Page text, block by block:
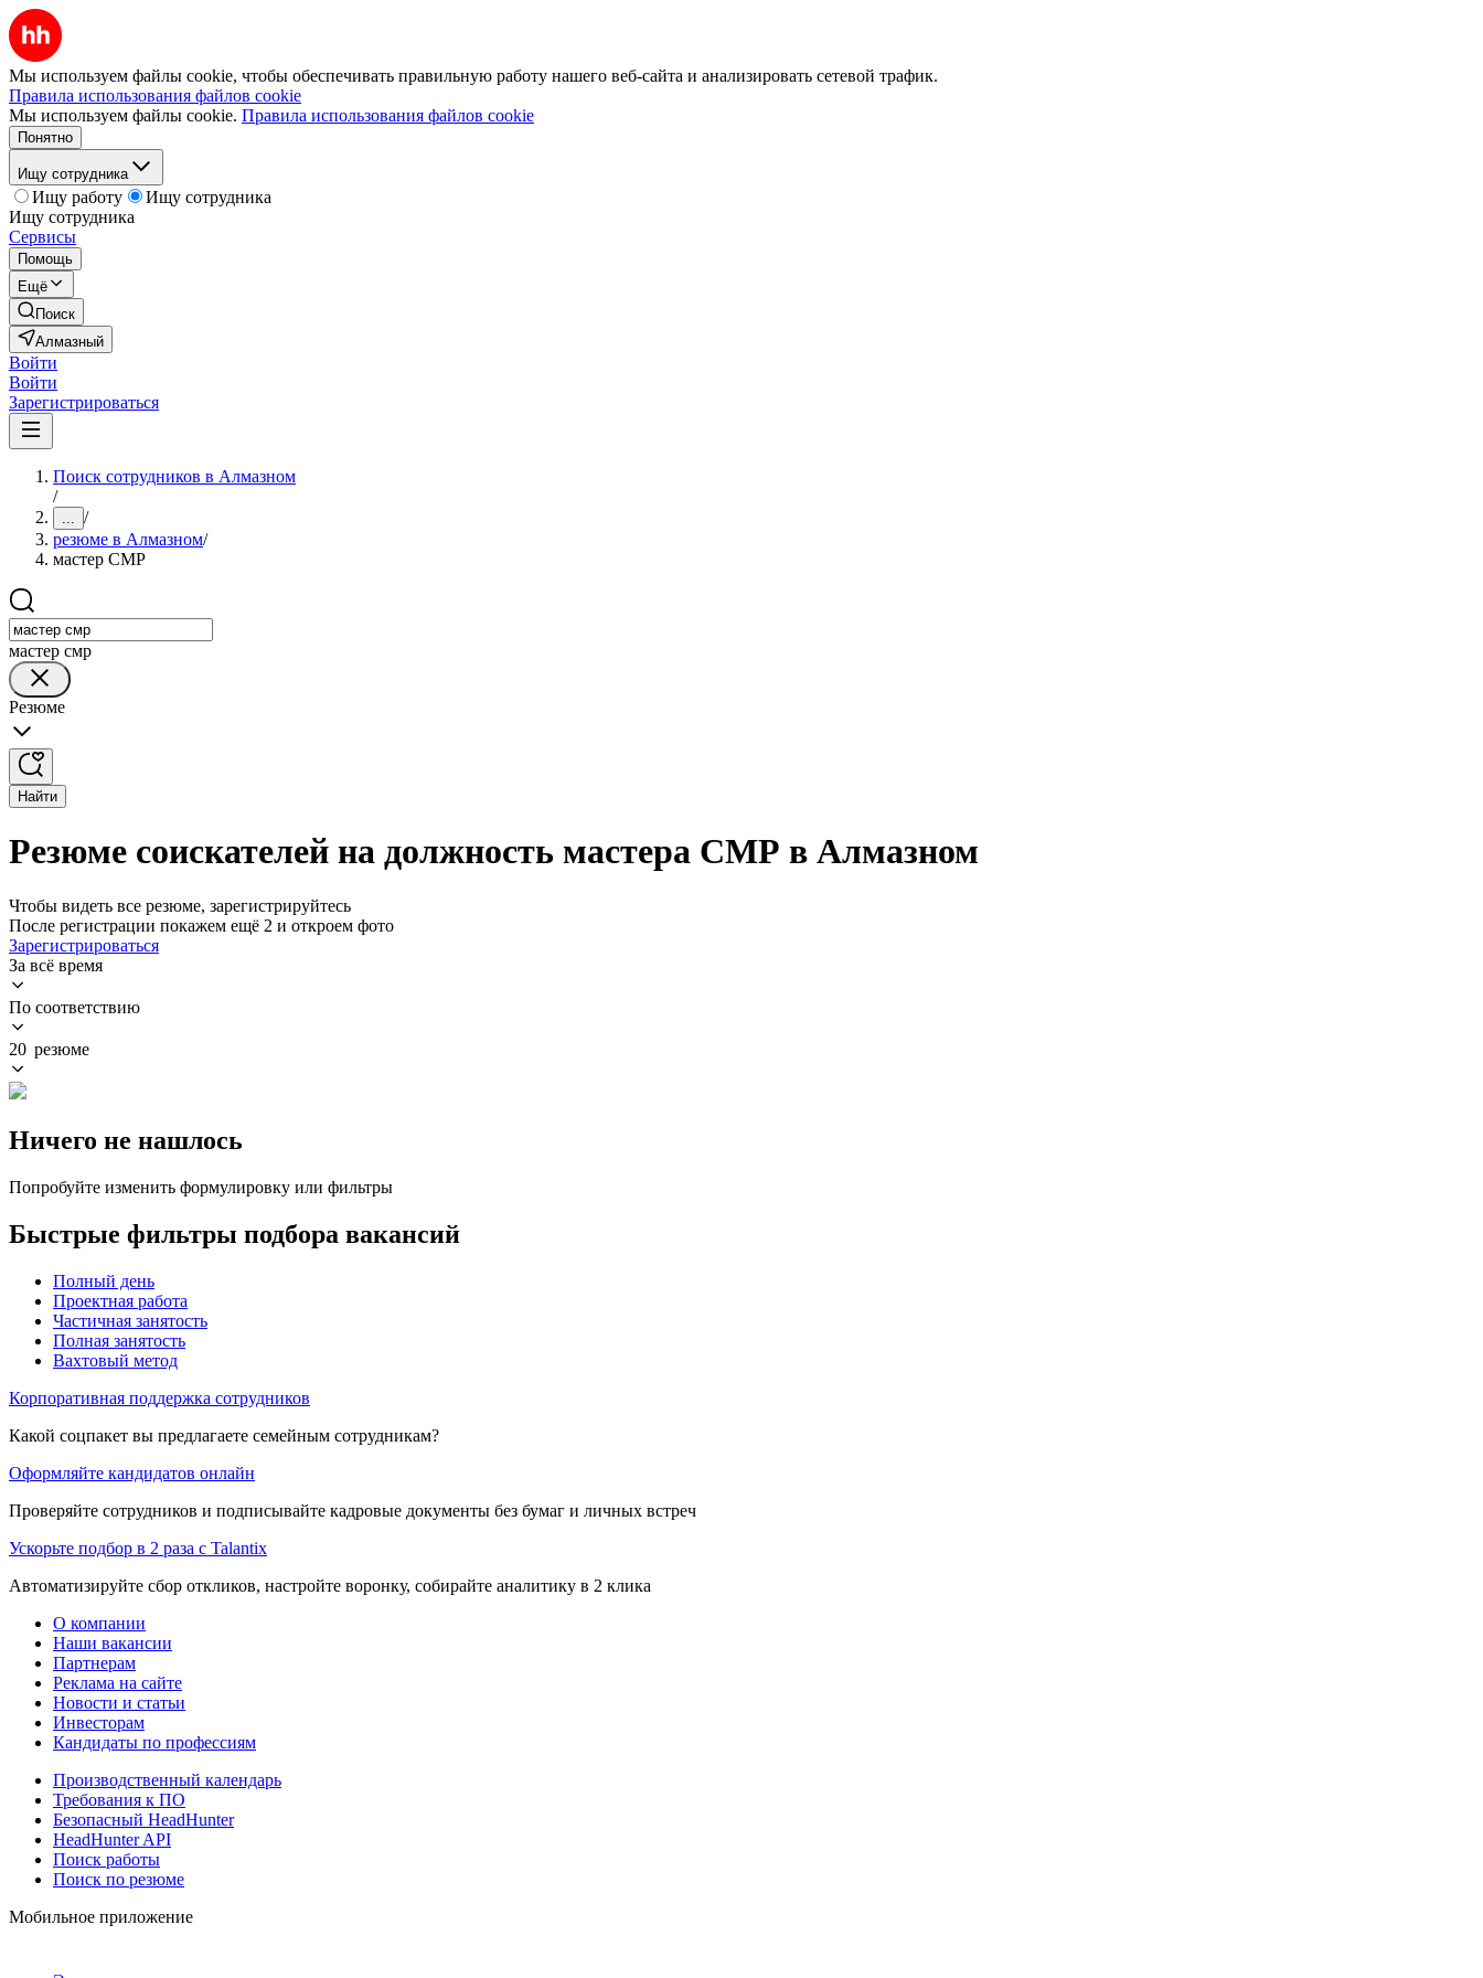
Мы используем файлы cookie, чтобы обеспечивать правильную работу нашего веб-сайта и анализировать сетевой трафик.
Правила использования файлов cookie
Мы используем файлы cookie. Правила использования файлов cookie
Понятно
Ищу сотрудника
Ищу работу
Ищу сотрудника
Ищу сотрудника
Сервисы
Помощь
Ещё
Поиск
Алмазный
Войти
Войти
Зарегистрироваться
Поиск сотрудников в Алмазном
/
... /
резюме в Алмазном/
мастер СМР
мастер смр
Резюме
Найти
Резюме соискателей на должность мастера СМР в Алмазном
Чтобы видеть все резюме, зарегистрируйтесь
После регистрации покажем ещё 2 и откроем фото
Зарегистрироваться
За всё время
По соответствию
20 резюме
Ничего не нашлось
Попробуйте изменить формулировку или фильтры
Быстрые фильтры подбора вакансий
Полный день
Проектная работа
Частичная занятость
Полная занятость
Вахтовый метод
Корпоративная поддержка сотрудников
Какой соцпакет вы предлагаете семейным сотрудникам?
Оформляйте кандидатов онлайн
Проверяйте сотрудников и подписывайте кадровые документы без бумаг и личных встреч
Ускорьте подбор в 2 раза с Talantix
Автоматизируйте сбор откликов, настройте воронку, собирайте аналитику в 2 клика
О компании
Наши вакансии
Партнерам
Реклама на сайте
Новости и статьи
Инвесторам
Кандидаты по профессиям
Производственный календарь
Требования к ПО
Безопасный HeadHunter
HeadHunter API
Поиск работы
Поиск по резюме
Мобильное приложение